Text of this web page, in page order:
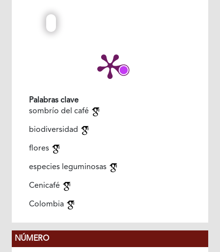
Palabras clave
sombrío del café
biodiversidad
flores
especies leguminosas
Cenicafé
Colombia
NÚMERO